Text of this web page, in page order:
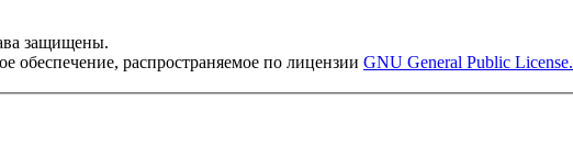
защищены.
обеспечение, распространяемое по лицензии GNU General Public License.